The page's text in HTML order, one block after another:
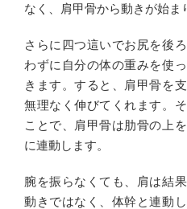
なく、肩甲骨から動きが始ま
さらに四つ這いでお尻を後
わずに自分の体の重みを使
きます。すると、肩甲骨を
無理なく伸びてくれます。
ことで、肩甲骨は肋骨の上
に連動します。
腕を振らなくても、肩は結
動きではなく、体幹と連動